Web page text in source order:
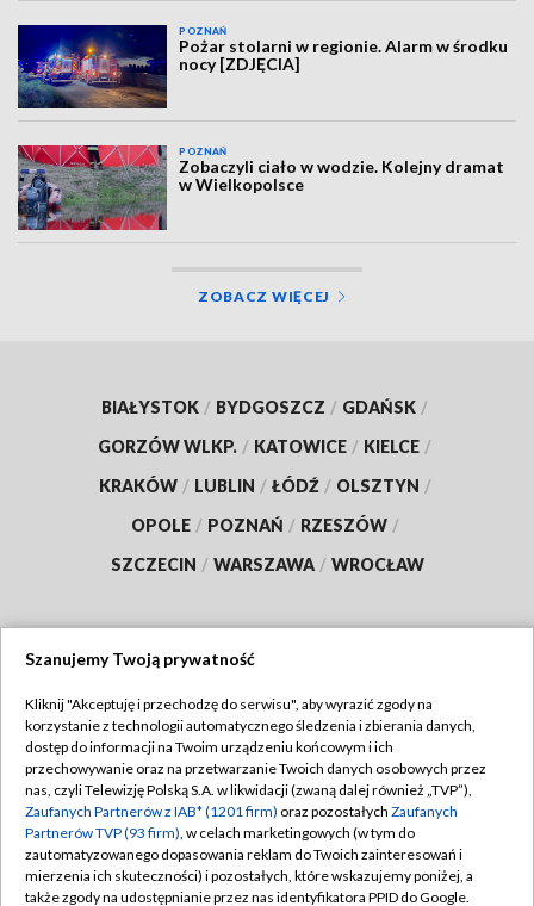
POZNAŃ
Pożar stolarni w regionie. Alarm w środku
nocy [ZDJĘCIA]
POZNAŃ
Zobaczyli ciało w wodzie. Kolejny dramat
w Wielkopolsce
ZOBACZ WIĘCEJ
BIAŁYSTOK / BYDGOSZCZ / GDAŃSK /
GORZÓW WLKP. / KATOWICE / KIELCE /
KRAKÓW / LUBLIN / ŁÓDŹ / OLSZTYN /
OPOLE / POZNAŃ / RZESZÓW /
SZCZECIN / WARSZAWA / WROCŁAW
TVP
Abonament TVP
Emisja w TVP
Centrum informacji TVP
Naziemna Telewizja Cyfrowa
Regulamin TVP
Polityka prywatności
Moje zgody
Pomoc
Szanujemy Twoją prywatność
Kliknij "Akceptuję i przechodzę do serwisu", aby wyrazić zgody na
korzystanie z technologii automatycznego śledzenia i zbierania danych,
dostęp do informacji na Twoim urządzeniu końcowym i ich
przechowywanie oraz na przetwarzanie Twoich danych osobowych przez
nas, czyli Telewizję Polską S.A. w likwidacji (zwaną dalej również „TVP”),
Zaufanych Partnerów z IAB* (1201 firm) oraz pozostałych Zaufanych
Partnerów TVP (93 firm), w celach marketingowych (w tym do
zautomatyzowanego dopasowania reklam do Twoich zainteresowań i
mierzenia ich skuteczności) i pozostałych, które wskazujemy poniżej, a
także zgody na udostępnianie przez nas identyfikatora PPID do Google.